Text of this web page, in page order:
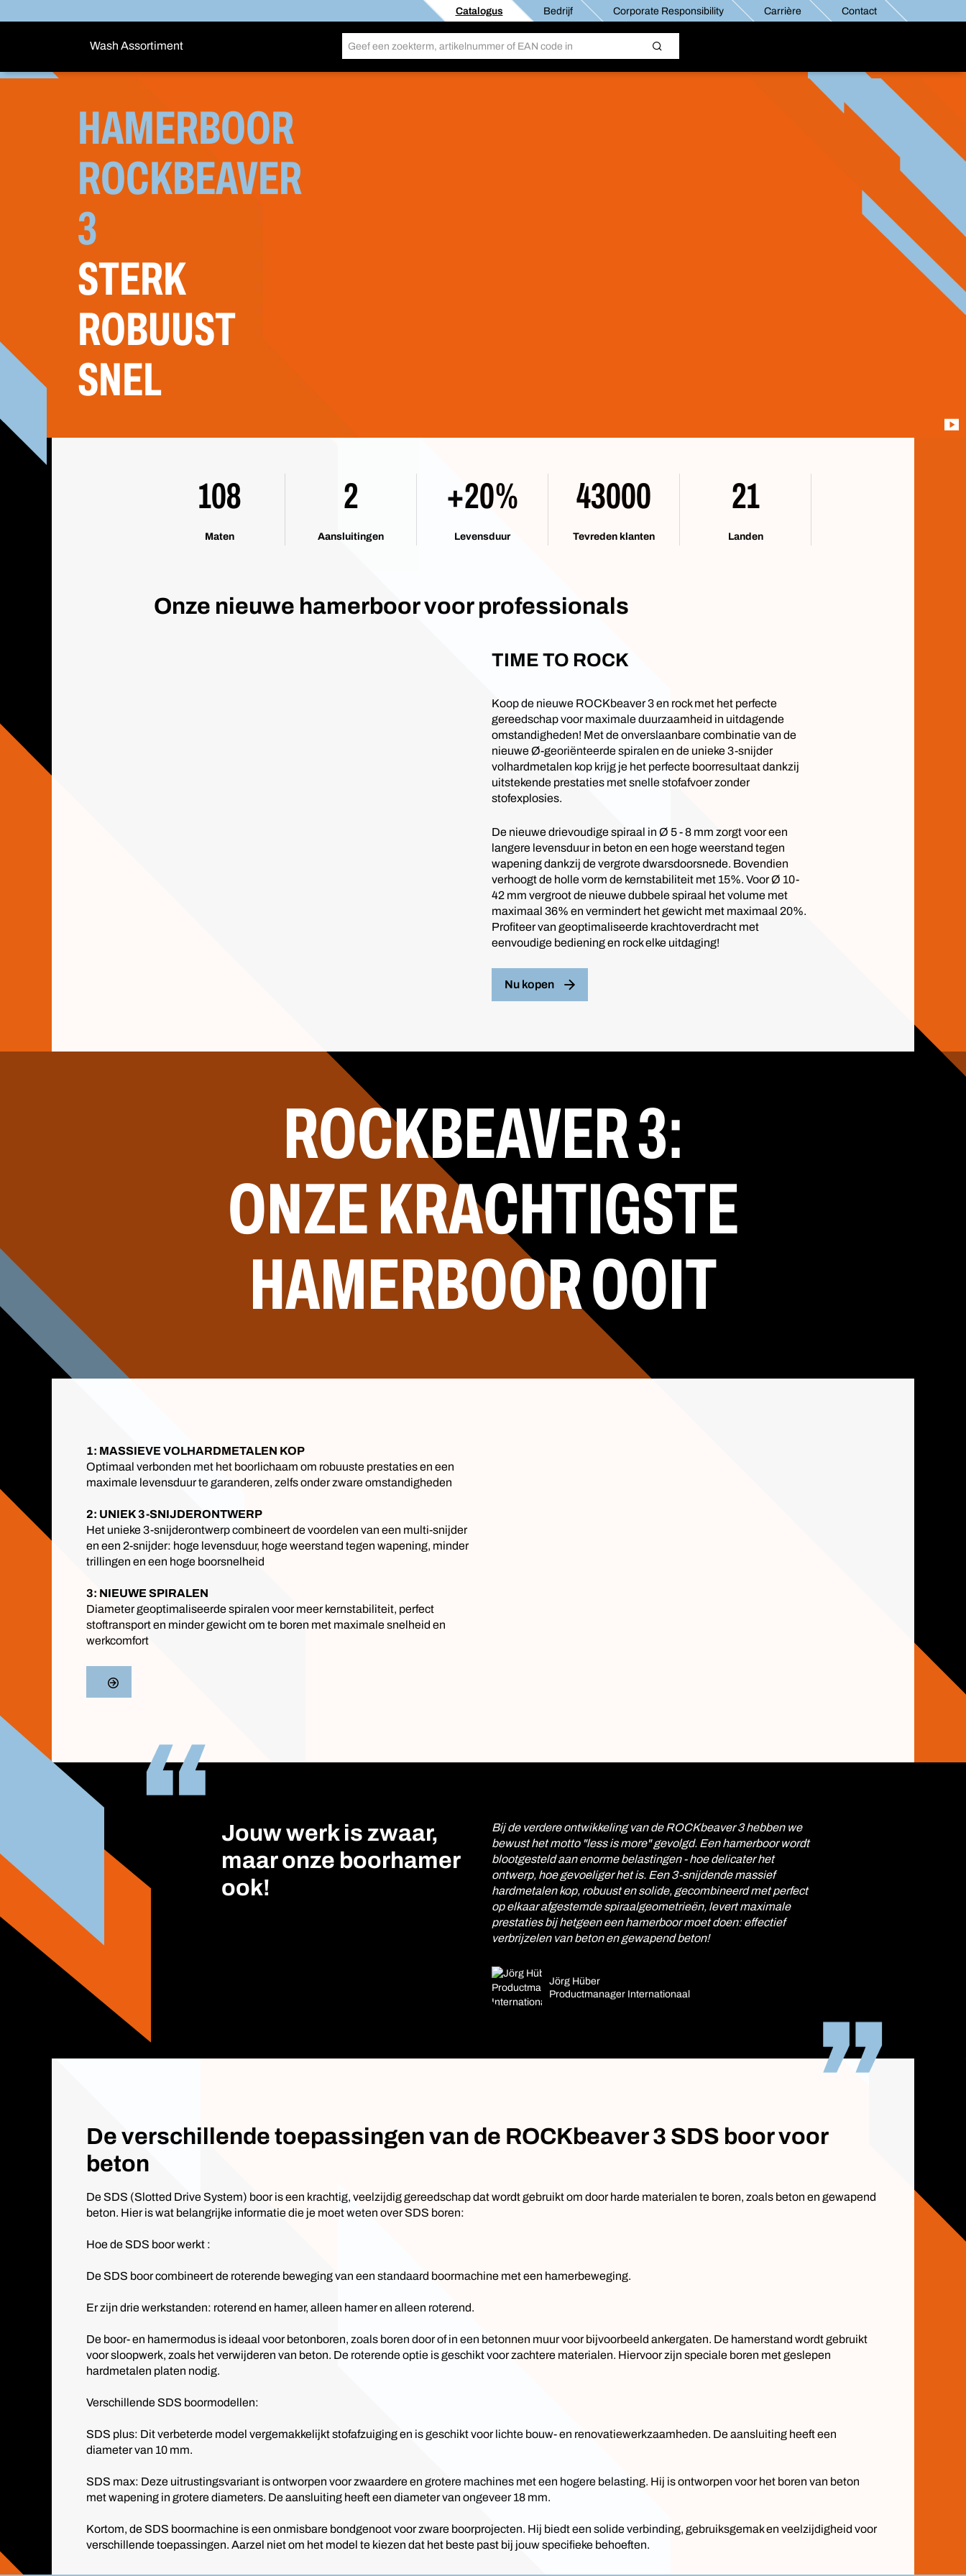
Catalogus Bedrijf Corporate Responsibility Carrière Contact
Wash Assortiment
HAMERBOOR
ROCKBEAVER
3
STERK
ROBUUST
SNEL
108
Maten
2
Aansluitingen
+20%
Levensduur
43000
Tevreden klanten
21
Landen
Onze nieuwe hamerboor voor professionals
TIME TO ROCK
Koop de nieuwe ROCKbeaver 3 en rock met het perfecte
gereedschap voor maximale duurzaamheid in uitdagende
omstandigheden! Met de onverslaanbare combinatie van de
nieuwe Ø-georiënteerde spiralen en de unieke 3-snijder
volhardmetalen kop krijg je het perfecte boorresultaat dankzij
uitstekende prestaties met snelle stofafvoer zonder
stofexplosies.
De nieuwe drievoudige spiraal in Ø 5 - 8 mm zorgt voor een
langere levensduur in beton en een hoge weerstand tegen
wapening dankzij de vergrote dwarsdoorsnede. Bovendien
verhoogt de holle vorm de kernstabiliteit met 15%. Voor Ø 10-
42 mm vergroot de nieuwe dubbele spiraal het volume met
maximaal 36% en vermindert het gewicht met maximaal 20%.
Profiteer van geoptimaliseerde krachtoverdracht met
eenvoudige bediening en rock elke uitdaging!
Nu kopen
ROCKBEAVER 3:
ONZE KRACHTIGSTE
HAMERBOOR OOIT
1: MASSIEVE VOLHARDMETALEN KOP
Optimaal verbonden met het boorlichaam om robuuste prestaties en een
maximale levensduur te garanderen, zelfs onder zware omstandigheden
2: UNIEK 3-SNIJDERONTWERP
Het unieke 3-snijderontwerp combineert de voordelen van een multi-snijder
en een 2-snijder: hoge levensduur, hoge weerstand tegen wapening, minder
trillingen en een hoge boorsnelheid
3: NIEUWE SPIRALEN
Diameter geoptimaliseerde spiralen voor meer kernstabiliteit, perfect
stoftransport en minder gewicht om te boren met maximale snelheid en
werkcomfort
Jouw werk is zwaar,
maar onze boorhamer
ook!
Bij de verdere ontwikkeling van de ROCKbeaver 3 hebben we
bewust het motto "less is more" gevolgd. Een hamerboor wordt
blootgesteld aan enorme belastingen - hoe delicater het
ontwerp, hoe gevoeliger het is. Een 3-snijdende massief
hardmetalen kop, robuust en solide, gecombineerd met perfect
op elkaar afgestemde spiraalgeometrieën, levert maximale
prestaties bij hetgeen een hamerboor moet doen: effectief
verbrijzelen van beton en gewapend beton!
Jörg Hüber
Productmanager Internationaal
De verschillende toepassingen van de ROCKbeaver 3 SDS boor voor
beton
De SDS (Slotted Drive System) boor is een krachtig, veelzijdig gereedschap dat wordt gebruikt om door harde materialen te boren, zoals beton en gewapend
beton. Hier is wat belangrijke informatie die je moet weten over SDS boren:
Hoe de SDS boor werkt :
De SDS boor combineert de roterende beweging van een standaard boormachine met een hamerbeweging.
Er zijn drie werkstanden: roterend en hamer, alleen hamer en alleen roterend.
De boor- en hamermodus is ideaal voor betonboren, zoals boren door of in een betonnen muur voor bijvoorbeeld ankergaten. De hamerstand wordt gebruikt
voor sloopwerk, zoals het verwijderen van beton. De roterende optie is geschikt voor zachtere materialen. Hiervoor zijn speciale boren met geslepen
hardmetalen platen nodig.
Verschillende SDS boormodellen:
SDS plus: Dit verbeterde model vergemakkelijkt stofafzuiging en is geschikt voor lichte bouw- en renovatiewerkzaamheden. De aansluiting heeft een
diameter van 10 mm.
SDS max: Deze uitrustingsvariant is ontworpen voor zwaardere en grotere machines met een hogere belasting. Hij is ontworpen voor het boren van beton
met wapening in grotere diameters. De aansluiting heeft een diameter van ongeveer 18 mm.
Kortom, de SDS boormachine is een onmisbare bondgenoot voor zware boorprojecten. Hij biedt een solide verbinding, gebruiksgemak en veelzijdigheid voor
verschillende toepassingen. Aarzel niet om het model te kiezen dat het beste past bij jouw specifieke behoeften.